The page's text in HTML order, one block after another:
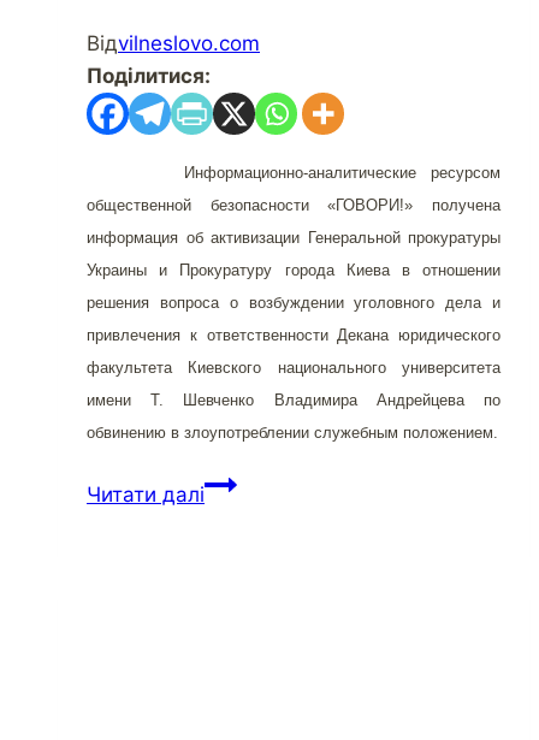
Відvilneslovo.com
Поділитися:
Информационно-аналитические ресурсом
общественной безопасности «ГОВОРИ!» получена
информация об активизации Генеральной прокуратуры
Украины и Прокуратуру города Киева в отношении
решения вопроса о возбуждении уголовного дела и
привлечения к ответственности Декана юридического
факультета Киевского национального университета
имени Т. Шевченко Владимира Андрейцева по
обвинению в злоупотреблении служебным положением.
Читати далі